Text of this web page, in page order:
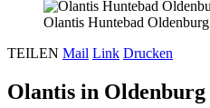
Olantis Huntebad Oldenburg
TEILEN Mail Link Drucken
Olantis in Oldenburg